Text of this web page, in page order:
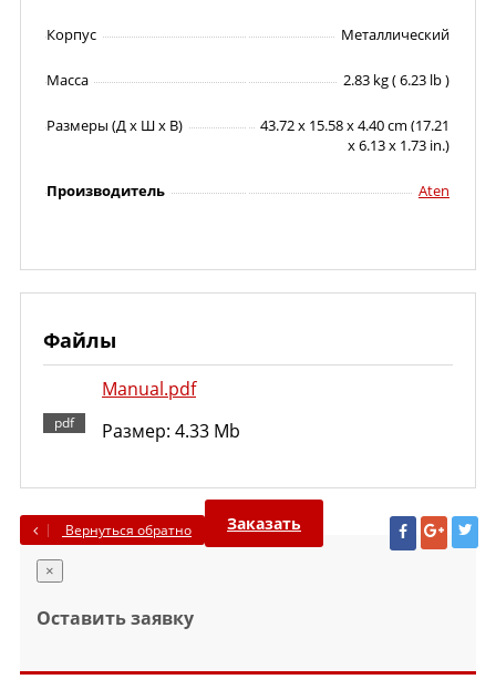
Корпус Металлический
Масса 2.83 kg ( 6.23 lb )
Размеры (Д х Ш х В)
43.72 x 15.58 x 4.40 cm (17.21
x 6.13 x 1.73 in.)
Производитель Aten
Файлы
Manual.pdf
Размер: 4.33 Mb
Вернуться обратно Заказать
×
Оставить заявку